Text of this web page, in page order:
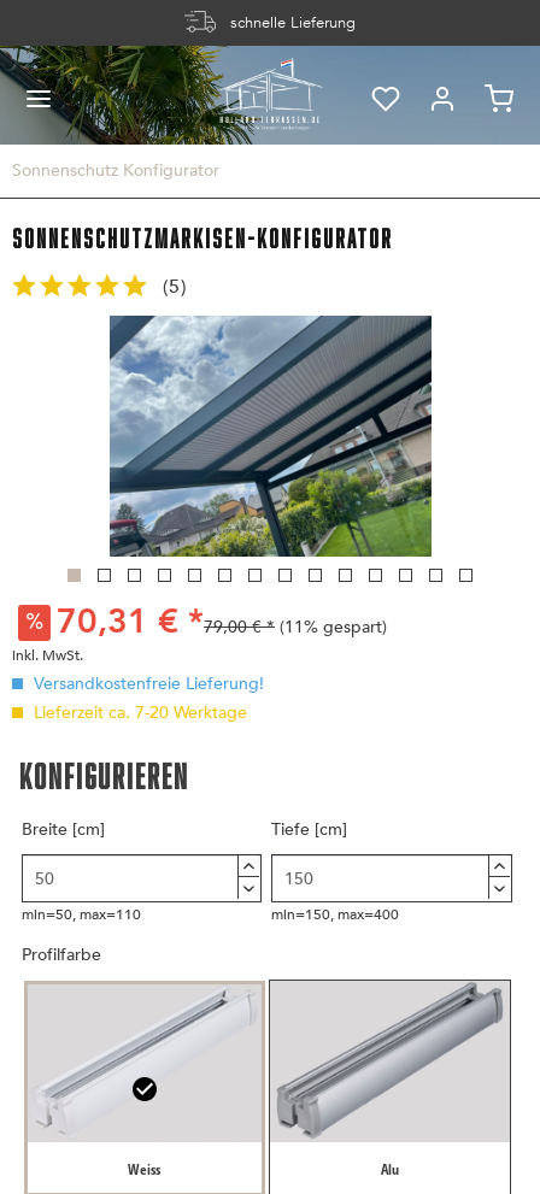
schnelle Lieferung
Sonnenschutz Konfigurator
Sonnenschutzmarkisen-Konfigurator
(5)
70,31 € *79,00 € * (11% gespart)
inkl. MwSt.
Versandkostenfreie Lieferung!
Lieferzeit ca. 7-20 Werktage
KONFIGURIEREN
Breite [cm]


Tiefe [cm]


min=50, max=110 min=150, max=400
Profilfarbe
Weiss Alu